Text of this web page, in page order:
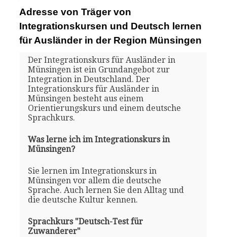
Adresse von Träger von
Integrationskursen und Deutsch lernen
für Ausländer in der Region Münsingen
Der Integrationskurs für Ausländer in
Münsingen ist ein Grundangebot zur
Integration in Deutschland. Der
Integrationskurs für Ausländer in
Münsingen besteht aus einem
Orientierungskurs und einem deutsche
Sprachkurs.
Was lerne ich im Integrationskurs in
Münsingen?
Sie lernen im Integrationskurs in
Münsingen vor allem die deutsche
Sprache. Auch lernen Sie den Alltag und
die deutsche Kultur kennen.
Sprachkurs "Deutsch-Test für
Zuwanderer"